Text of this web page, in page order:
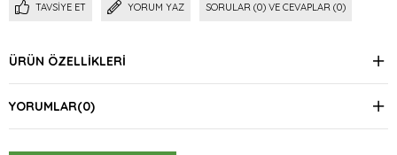
TAVSIYE ET YORUM YAZ SORULAR (0) VE CEVAPLAR (0)
ÜRÜN ÖZELLIKLERI
YORUMLAR(0)